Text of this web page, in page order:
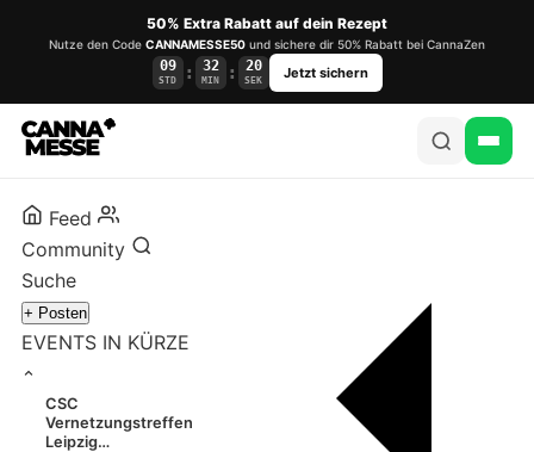
50% Extra Rabatt auf dein Rezept
Nutze den Code CANNAMESSE50 und sichere dir 50% Rabatt bei CannaZen
09
STD : 32
MIN : 20
SEK Jetzt sichern
Feed
Community
Suche
+ Posten
EVENTS IN KÜRZE
CSC
Vernetzungstreffen
Leipzig…